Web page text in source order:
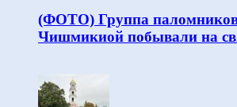
(ФОТО) Группа паломников
Чишмикиой побывали на